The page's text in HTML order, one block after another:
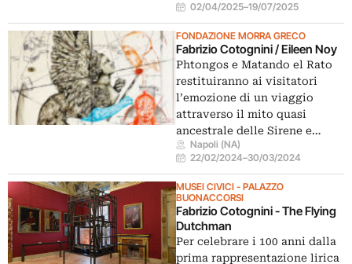
02/04/2025–19/07/2025
FONDAZIONE MORRA GRECO
Fabrizio Cotognini / Eileen Noy
Phtongos e Matando el Rato
restituiranno ai visitatori
l’emozione di un viaggio
attraverso il mito quasi
ancestrale delle Sirene e…
Napoli (NA)
22/02/2024–30/03/2024
MUSEI CIVICI - PALAZZO
BUONACCORSI
Fabrizio Cotognini - The Flying
Dutchman
Per celebrare i 100 anni dalla
prima rappresentazione lirica